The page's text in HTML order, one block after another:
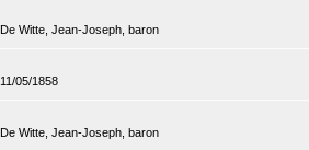
De Witte, Jean-Joseph, baron
11/05/1858
De Witte, Jean-Joseph, baron